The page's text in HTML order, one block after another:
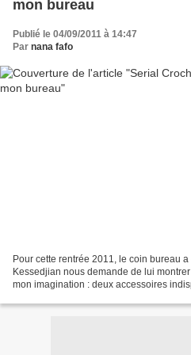
mon bureau
Publié le 04/09/2011 à 14:47
Par nana fafo
Pour cette rentrée 2011, le coin bureau
Kessedjian nous demande de lui
mon imagination : deux accessoires